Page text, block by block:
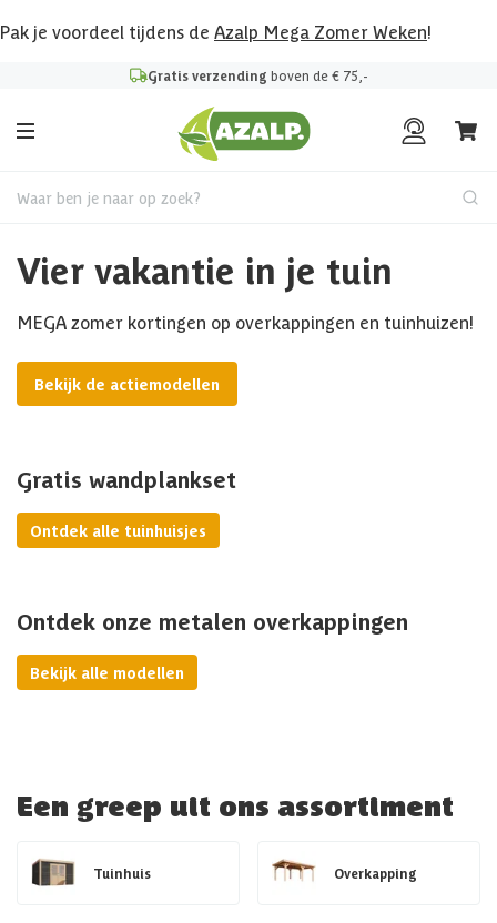
Pak je voordeel tijdens de Azalp Mega Zomer Weken!
Gratis verzending boven de € 75,-
Waar ben je naar op zoek?
Vier vakantie in je tuin
MEGA zomer kortingen op overkappingen en tuinhuizen!
Bekijk de actiemodellen
Gratis wandplankset
Ontdek alle tuinhuisjes
Ontdek onze metalen overkappingen
Bekijk alle modellen
Een greep uit ons assortiment
Tuinhuis Overkapping